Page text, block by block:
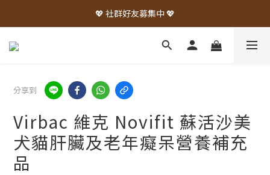
💖 社群好友募集中 💖
分享到
Virbac 維克 Novifit 蘇活沙美
犬貓肝臟及老年癡呆營養補充
品